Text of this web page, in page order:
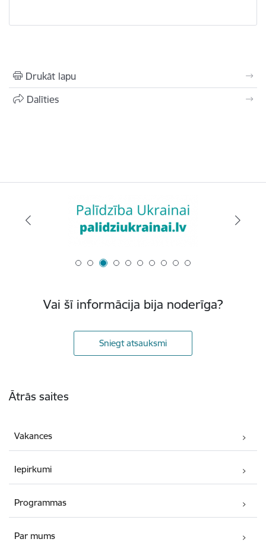
Drukāt lapu
Dalīties
Vai šī informācija bija noderīga?
Sniegt atsauksmi
Ātrās saites
Vakances
Iepirkumi
Programmas
Par mums